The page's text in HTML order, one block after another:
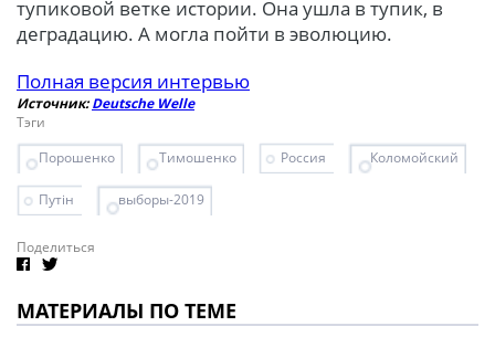
тупиковой ветке истории. Она ушла в тупик, в
деградацию. А могла пойти в эволюцию.
Полная версия интервью
Источник:Deutsche Welle
Тэги
Порошенко
Тимошенко Россия Коломойский
Путін выборы-2019
Поделиться
МАТЕРИАЛЫ ПО ТЕМЕ